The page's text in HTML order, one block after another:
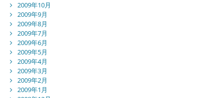
2009年10月
2009年9月
2009年8月
2009年7月
2009年6月
2009年5月
2009年4月
2009年3月
2009年2月
2009年1月